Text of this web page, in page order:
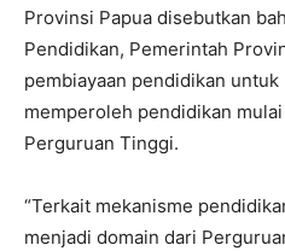
Provinsi Papua disebutkan
Pendidikan, Pemerintah
pembiayaan pendidikan untuk
memperoleh pendidikan mulai
Perguruan Tinggi.
“Terkait mekanisme
menjadi domain dari